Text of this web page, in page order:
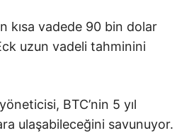
kısa vadede 90 bin dolar
uzun vadeli tahminini
BTC’nin 5 yıl
ulaşabileceğini savunuyor.